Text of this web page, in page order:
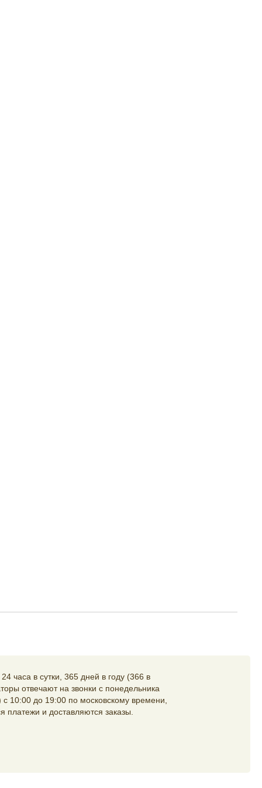
часа в сутки, 365 дней в году (366 в
отвечают на звонки с понедельника
10:00 до 19:00 по московскому времени,
платежи и доставляются заказы.